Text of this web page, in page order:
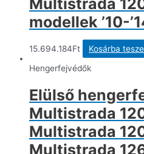
Multistrada
modellek ’10-
15.694.184Ft
Kosárba
Hengerfejvédők
Elülső
Multistrada
Multistrada
Multistrada